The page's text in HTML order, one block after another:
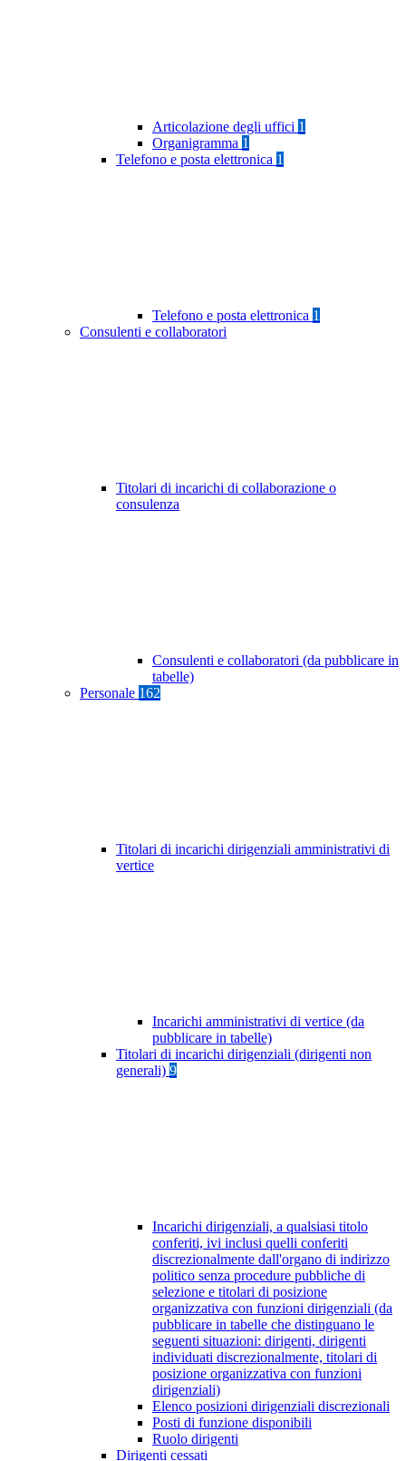
Articolazione degli uffici 1
Organigramma 1
Telefono e posta elettronica 1
Telefono e posta elettronica 1
Consulenti e collaboratori
Titolari di incarichi di collaborazione o
consulenza
Consulenti e collaboratori (da pubblicare in
tabelle)
Personale 162
Titolari di incarichi dirigenziali amministrativi di
vertice
Incarichi amministrativi di vertice (da
pubblicare in tabelle)
Titolari di incarichi dirigenziali (dirigenti non
generali) 9
Incarichi dirigenziali, a qualsiasi titolo
conferiti, ivi inclusi quelli conferiti
discrezionalmente dall'organo di indirizzo
politico senza procedure pubbliche di
selezione e titolari di posizione
organizzativa con funzioni dirigenziali (da
pubblicare in tabelle che distinguano le
seguenti situazioni: dirigenti, dirigenti
individuati discrezionalmente, titolari di
posizione organizzativa con funzioni
dirigenziali)
Elenco posizioni dirigenziali discrezionali
Posti di funzione disponibili
Ruolo dirigenti
Dirigenti cessati